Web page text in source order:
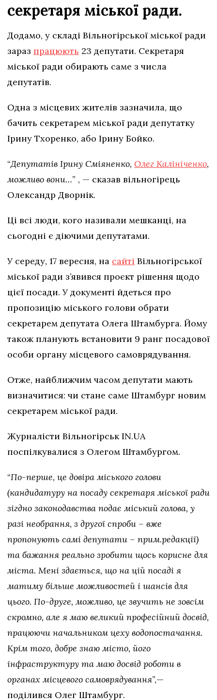
секретаря міської ради.
Додамо, у складі Вільногірської міської ради
зараз працюють 23 депутати. Секретаря
міської ради обирають саме з числа
депутатів.
Одна з місцевих жителів зазначила, що
бачить секретарем міської ради депутатку
Ірину Тхоренко, або Ірину Бойко.
“Депутатів Ірину Сміяненко, Олег Калініченко,
можливо вони…” , — сказав вільногірець
Олександр Дворнік.
Ці всі люди, кого називали мешканці, на
сьогодні є діючими депутатами.
У середу, 17 вересня, на сайті Вільногірської
міської ради з’явився проєкт рішення щодо
цієї посади. У документі йдеться про
пропозицію міського голови обрати
секретарем депутата Олега Штамбурга. Йому
також планують встановити 9 ранг посадової
особи органу місцевого самоврядування.
Отже, найближчим часом депутати мають
визначитися: чи стане саме Штамбург новим
секретарем міської ради.
Журналісти Вільногірськ IN.UA
поспілкувалися з Олегом Штамбургом.
“По-перше, це довіра міського голови
(кандидатуру на посаду секретаря міської ради
зігдно законодавства подає міський голова, у
разі необрання, з другої спроби – вже
пропонують самі депутати – прим.редакції)
та бажання реально зробити щось корисне для
міста. Мені здається, що на цій посаді я
матиму більше можливостей і шансів для
цього. По-друге, можливо, це звучить не зовсім
скромно, але я маю великий професійний досвід,
працюючи начальником цеху водопостачання.
Крім того, добре знаю місто, його
інфраструктуру та маю досвід роботи в
органах місцевого самоврядування”,—
поділився Олег Штамбург.